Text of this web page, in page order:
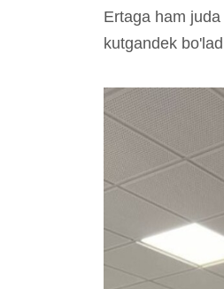
Ertaga ham
kutgandek